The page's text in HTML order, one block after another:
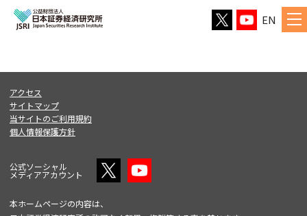
EN
アクセス
サイトマップ
当サイトのご利用規約
個人情報保護方針
公式ソーシャル
メディアアカウント
本ホームページの内容は、